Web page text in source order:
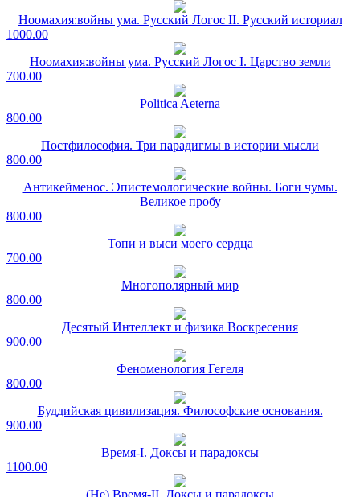
Ноомахия:войны ума. Русский Логос II. Русский историал
1000.00
Ноомахия:войны ума. Русский Логос I. Царство земли
700.00
Politica Aeterna
800.00
Постфилософия. Три парадигмы в истории мысли
800.00
Антикейменос. Эпистемологические войны. Боги чумы.
Великое пробу
800.00
Топи и выси моего сердца
700.00
Многополярный мир
800.00
Десятый Интеллект и физика Воскресения
900.00
Феноменология Гегеля
800.00
Буддийская цивилизация. Философские основания.
900.00
Время-I. Доксы и парадоксы
1100.00
(Не) Время-II. Доксы и парадоксы